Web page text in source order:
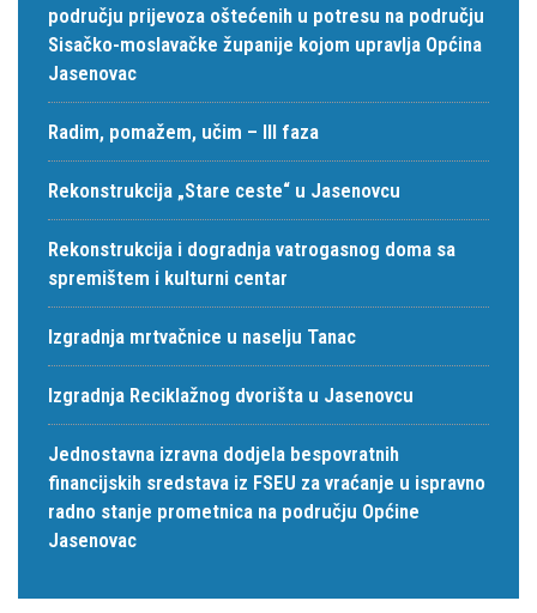
području prijevoza oštećenih u potresu na području
Sisačko-moslavačke županije kojom upravlja Općina
Jasenovac
Radim, pomažem, učim – III faza
Rekonstrukcija „Stare ceste“ u Jasenovcu
Rekonstrukcija i dogradnja vatrogasnog doma sa
spremištem i kulturni centar
Izgradnja mrtvačnice u naselju Tanac
Izgradnja Reciklažnog dvorišta u Jasenovcu
Jednostavna izravna dodjela bespovratnih
financijskih sredstava iz FSEU za vraćanje u ispravno
radno stanje prometnica na području Općine
Jasenovac